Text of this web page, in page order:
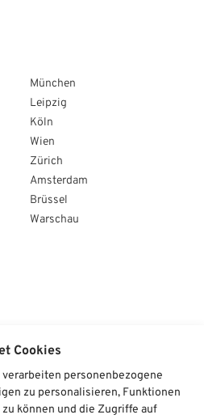
München
Leipzig
Köln
Wien
Zürich
Amsterdam
Brüssel
Warschau
Cookies
personenbezogene
zu personalisieren, Funktionen
können und die Zugriffe auf